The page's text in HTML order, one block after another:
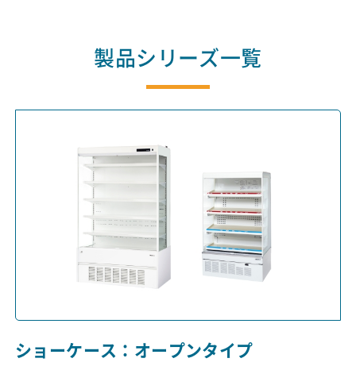
製品シリーズ一覧
ショーケース：オープンタイプ